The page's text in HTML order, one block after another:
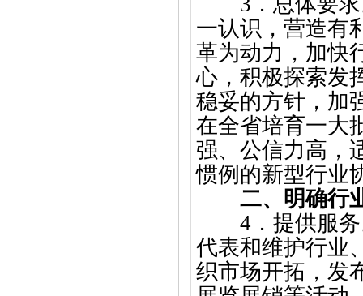
一认识，营造有
革为动力，加快
心，积极探索发
稳妥的方针，加
在全省培育一大
强、公信力高，
惯例的新型行业
二、明确行
4．提供服
代表和维护行业
织市场开拓，发